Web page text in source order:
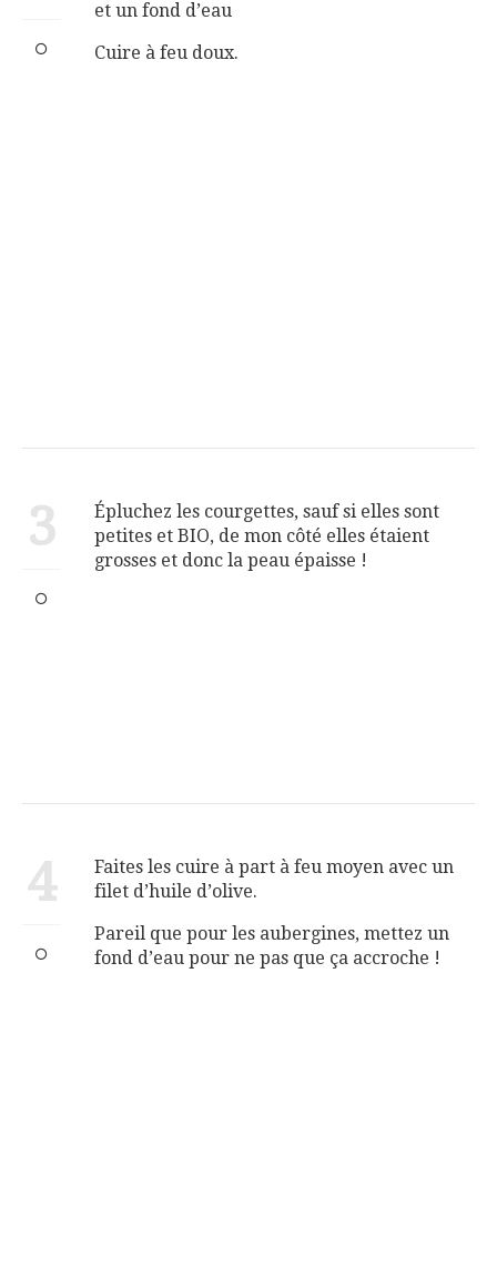
et un fond d’eau
Cuire à feu doux.
3
Épluchez les courgettes, sauf si elles sont
petites et BIO, de mon côté elles étaient
grosses et donc la peau épaisse !
4
Faites les cuire à part à feu moyen avec un
filet d’huile d’olive.
Pareil que pour les aubergines, mettez un
fond d’eau pour ne pas que ça accroche !